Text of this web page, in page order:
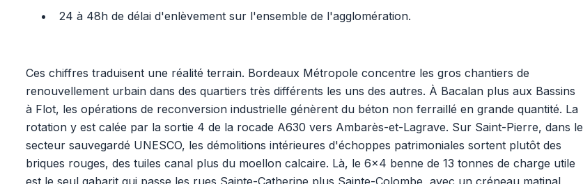
24 à 48h de délai d'enlèvement sur l'ensemble de l'agglomération.
Ces chiffres traduisent une réalité terrain. Bordeaux Métropole concentre les gros chantiers de
renouvellement urbain dans des quartiers très différents les uns des autres. À Bacalan plus aux Bassins
à Flot, les opérations de reconversion industrielle génèrent du béton non ferraillé en grande quantité. La
rotation y est calée par la sortie 4 de la rocade A630 vers Ambarès-et-Lagrave. Sur Saint-Pierre, dans le
secteur sauvegardé UNESCO, les démolitions intérieures d'échoppes patrimoniales sortent plutôt des
briques rouges, des tuiles canal plus du moellon calcaire. Là, le 6x4 benne de 13 tonnes de charge utile
est le seul gabarit qui passe les rues Sainte-Catherine plus Sainte-Colombe, avec un créneau matinal